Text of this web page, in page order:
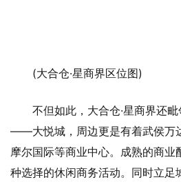
(大合仓·星商界区位图)
不但如此，大合仓·星商界还
——大悦城，周边更是有着武侯万
摩尔国际等商业中心。成熟的商业
种选择的休闲商务活动。同时立足